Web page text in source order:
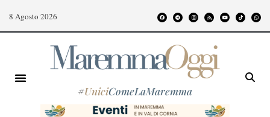
8 Agosto 2026
#UniciComeLaMaremma